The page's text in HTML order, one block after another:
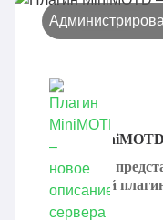
Плагин
MiniMOTD
интересный